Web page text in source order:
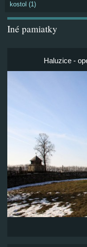
kostol (1)
Iné pamiatky
Haluzice -